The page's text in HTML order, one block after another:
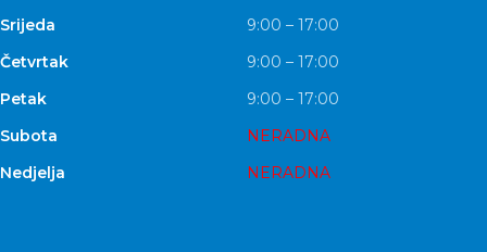
Srijeda
9:00 – 17:00
Četvrtak
9:00 – 17:00
Petak
9:00 – 17:00
Subota
NERADNA
Nedjelja
NERADNA